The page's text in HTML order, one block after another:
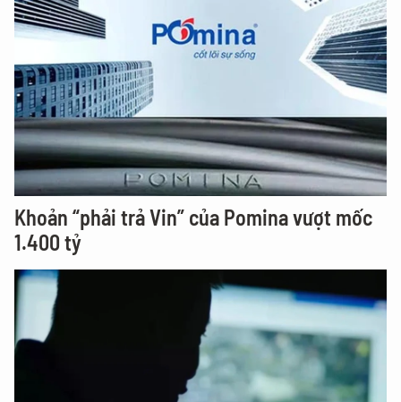
Khoản “phải trả Vin” của Pomina vượt mốc
1.400 tỷ